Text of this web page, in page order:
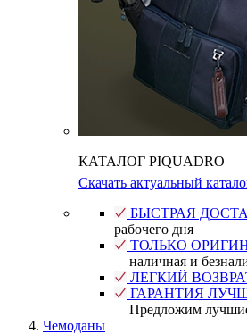
КАТАЛОГ PIQUADRO
Скачать актуальный
БЫСТРАЯ
рабочего дня
ТОЛЬКО
наличная и
ЛЕГКИЙ
ГАРАНТИЯ
Предложим
Чемоданы